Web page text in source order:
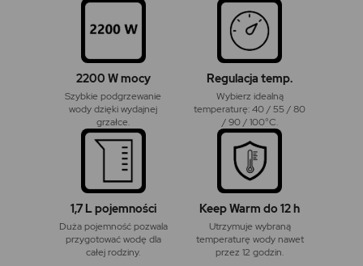
2200 W mocy
Szybkie podgrzewanie
wody dzięki wydajnej
grzałce.
Regulacja temp.
Wybierz idealną
temperaturę: 40 / 55 / 80
/ 90 / 100°C.
1,7 L pojemności
Duża pojemność pozwala
przygotować wodę dla
całej rodziny.
Keep Warm do 12 h
Utrzymuje wybraną
temperaturę wody nawet
przez 12 godzin.